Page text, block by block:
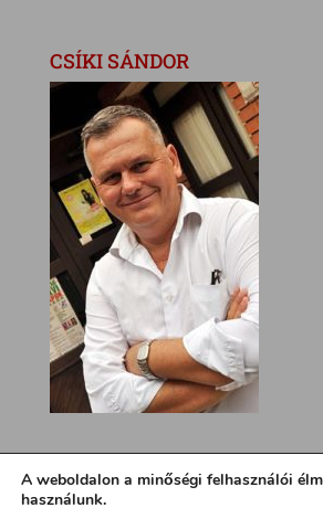
CSÍKI SÁNDOR
A weboldalon a minőségi felhasználói
használunk.